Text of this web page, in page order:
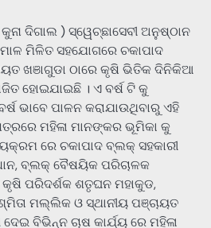
ଦିଗାଲ ) ସ୍ୱେଚ୍ଛାସେବୀ ଅନୁଷ୍ଠାନ
ମିଳିତ ସହଯୋଗରେ ଚକାପାଦ
ଖଞାଗୁଡା ଠାରେ କୃଷି ଭିତିକ ଦିନିକିଆ
ହୋଇଯାଇଛି । ଏ ବର୍ଷ ଟି କୁ
ଭାବେ ପାଳନ କରାଯାଉଥିବାରୁ ଏହି
ମହିଳା ମାନଙ୍କର ଭୂମିକା କୁ
ରେ ଚକାପାଦ ବ୍ଲକ୍ ସହକାରୀ
ବ୍ଲକ୍ ବୈଷୟିକ ପରିଚାଳକ
କୃଷି ପରିଦର୍ଶକ ଶତୃଘନ ମହାକୁଡ,
ମଲ୍ଲିକ ଓ ସ୍ଥାନୀୟ ପଞ୍ଚାୟତ
ବିଭିନ୍ନ ଚାଷ କାର୍ଯ୍ୟ ରେ ମହିଳା